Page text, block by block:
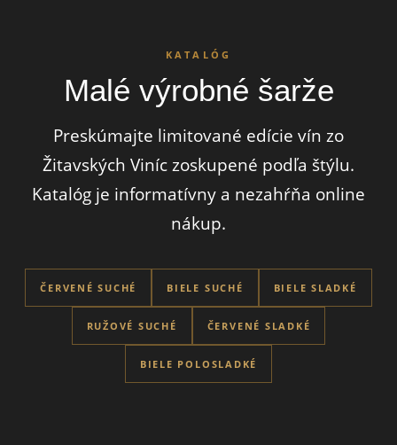
KATALÓG
Malé výrobné šarže
Preskúmajte limitované edície vín zo
Žitavských Viníc zoskupené podľa štýlu.
Katalóg je informatívny a nezahŕňa online
nákup.
ČERVENÉ SUCHÉ BIELE SUCHÉ BIELE SLADKÉ
RUŽOVÉ SUCHÉ ČERVENÉ SLADKÉ
BIELE POLOSLADKÉ